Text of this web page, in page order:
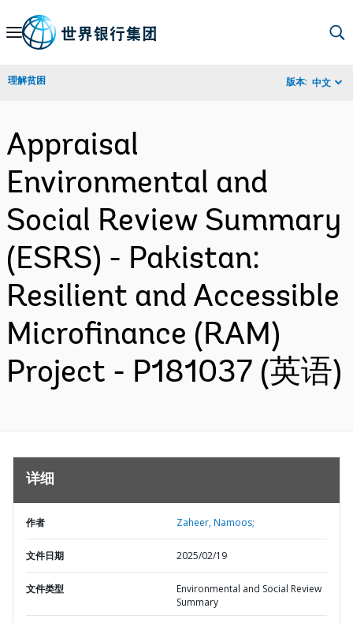
Skip
Navigation
理解贫困 版本: 中文
Appraisal
Environmental and
Social Review Summary
(ESRS) - Pakistan:
Resilient and Accessible
Microfinance (RAM)
Project - P181037 (英语)
详细
作者 Zaheer, Namoos;
文件日期 2025/02/19
文件类型
Environmental and Social Review
Summary